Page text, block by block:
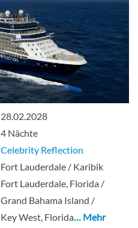
28.02.2028
4 Nächte
Celebrity Reflection
Fort Lauderdale / Karibik
Fort Lauderdale, Florida /
Grand Bahama Island /
Key West, Florida… Mehr